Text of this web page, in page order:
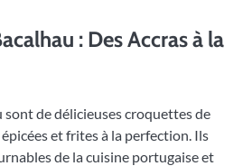
: Des Accras à la
sont de délicieuses croquettes de
et frites à la perfection. Ils
de la cuisine portugaise et